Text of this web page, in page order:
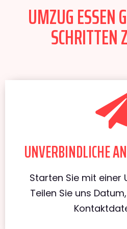
UMZUG ESSEN
SCHRITTEN
UNVERBINDLICHE
Starten Sie mit einer
Teilen Sie uns